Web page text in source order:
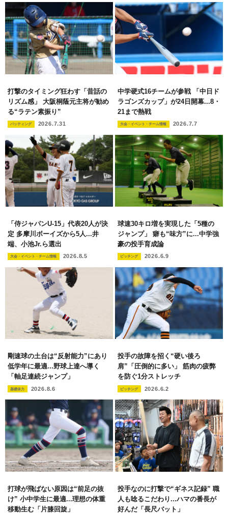
打撃のタイミング狂わす「昔話の
リズム感」 大阪桐蔭元主将が勧め
る“ラテン素振り”
バッティング 2026.7.31
中学硬式16チームが参戦 「中日ド
ラゴンズカップ」が24日開幕...8・
21まで熱戦
大会・イベント・チーム情報 2026.7.7
「侍ジャパンU-15」代表20人が決
定 多摩川ボーイズから5人...井
端、小池Jr.ら選出
大会・イベント・チーム情報 2026.8.5
球速30キロ増を実現した「5種の
ジャンプ」 癖も“味方”に...中学強
豪の投手育成論
ピッチング 2026.6.9
剛速球の土台は“反射能力”にあり
低学年に最適...野球上達へ導く
「軸足連続ジャンプ」
基礎体力 2026.8.6
投手の故障を招く“硬い後ろ
肩”「圧倒的に多い」 筋肉の疲弊
を防ぐ1分ストレッチ
ピッチング 2026.6.2
打球が飛ばない原因は“前足の抜
け” 小中学生に最適...理想の体重
移動生む「片膝回旋」
投手なのに打撃で“ギネス記録” 職
人も唸るこだわり...ハマの番長が
好んだ「長尺バット」